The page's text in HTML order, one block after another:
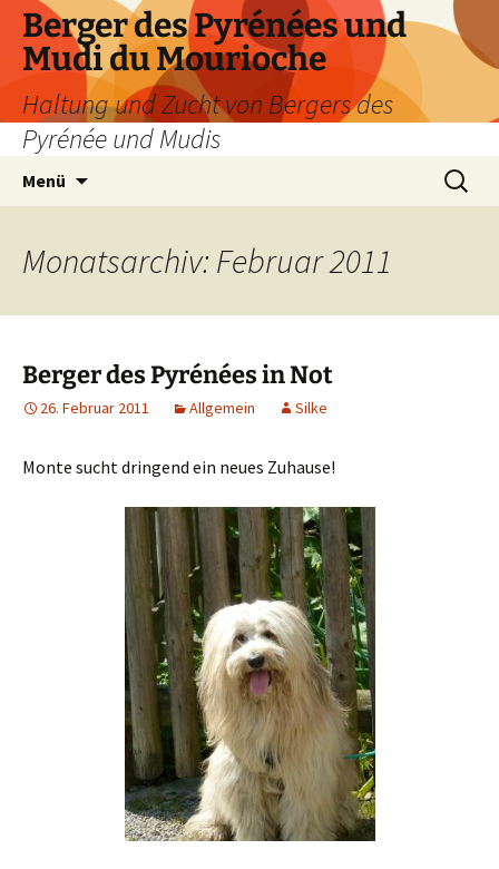
Zum
Inhalt
springen
Berger des Pyrénées und
Mudi du Mourioche
Haltung und Zucht von Bergers des
Pyrénée und Mudis
Menü
Suchen
nach:
Monatsarchiv: Februar 2011
Berger des Pyrénées in Not
26. Februar 2011 Allgemein Silke
Monte sucht dringend ein neues Zuhause!